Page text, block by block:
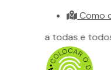
Como
a todas e